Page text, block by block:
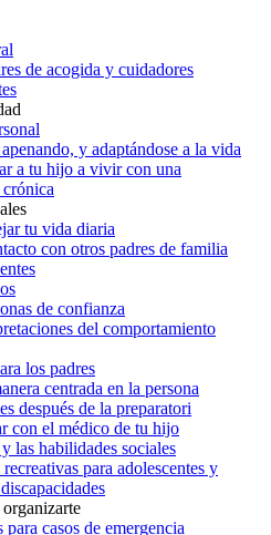
de acogida y cuidadores
y adaptándose a la vida
a tu hijo a vivir con una
tu vida diaria
con otros padres de familia
de confianza
del comportamiento
los padres
centrada en la persona
después de la preparatori
con el médico de tu hijo
las habilidades sociales
para adolescentes y
para casos de emergencia